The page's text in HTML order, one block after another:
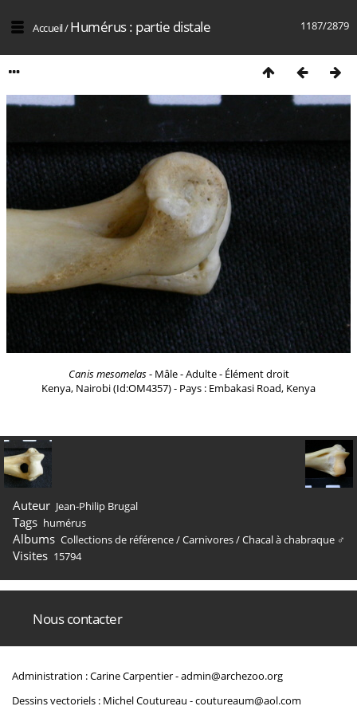
1187/2879
Accueil/Humérus : partie distale
Canis mesomelas- Mâle - Adulte - Élément droit
Kenya, Nairobi (Id:OM4357) - Pays : Embakasi Road, Kenya
Auteur Jean-Philip Brugal
Tags humérus
Albums Collections de référence/Carnivores/Chacal à chabraque ♂
Visites 15794
Nous contacter
Administration : Carine Carpentier -admin@archezoo.org
Dessins vectoriels : Michel Coutureau -coutureaum@aol.com